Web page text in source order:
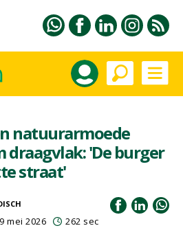
natuurarmoede
draagvlak: 'De burger
straat'
mei 2026 262 sec